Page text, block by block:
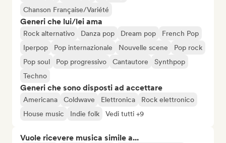
Chanson Française/Variété
Generi che lui/lei ama
Rock alternativo Danza pop Dream pop
French Pop
Iperpop
Pop internazionale Nouvelle scene
Pop rock
Pop soul
Pop progressivo Cantautore
Synthpop
Techno
Generi che sono disposti ad accettare
Americana Coldwave Elettronica
Rock elettronico
House music
Indie folk Vedi tutti +9
Vuole ricevere musica simile a...